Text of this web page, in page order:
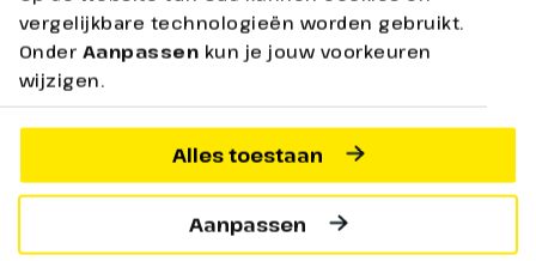
vergelijkbare technologieën worden gebruikt.
Onder Aanpassen kun je jouw voorkeuren
wijzigen.
Alles toestaan
Aanpassen
ontbijt & 3 dagen
onbeperkt entree
Prijs p.p. incl. alle bijkomende boekingskosten per
boeking o.b.v. 2 personen